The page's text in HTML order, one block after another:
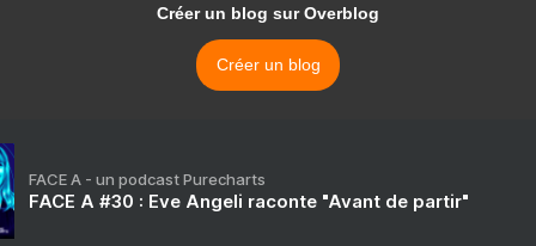
Créer un blog sur Overblog
Créer un blog
FACE A - un podcast Purecharts
FACE A #30 : Eve Angeli raconte "Avant de partir"